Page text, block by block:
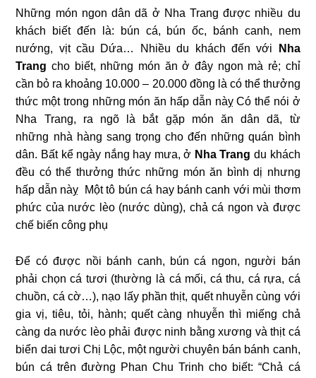
Những món ngon dân dã ở Nha Trang được nhiều du
khách biết đến là: bún cá, bún ốc, bánh canh, nem
nướng, vịt cầu Dứa… Nhiều du khách đến với
Nha
Trang cho biết, những món ăn ở đây ngon mà rẻ; chỉ
cần bỏ ra khoảng 10.000 – 20.000 đồng là có thể thưởng
thức một trong những món ăn hấp dẫn nàỵ Có thể nói ở
Nha Trang, ra ngõ là bắt gặp món ăn dân dã, từ
những nhà hàng sang trọng cho đến những quán bình
dân. Bất kể ngày nắng hay mưa, ở Nha Trang du khách
đều có thể thưởng thức những món ăn bình dị nhưng
hấp dẫn nàỵ Một tô bún cá hay bánh canh với mùi thơm
phức của nước lèo (nước dùng), chả cá ngon và được
chế biến công phụ
Để có được nồi bánh canh, bún cá ngon, người bán
phải chọn cá tươi (thường là cá mối, cá thu, cá rựa, cá
chuồn, cá cờ…), nạo lấy phần thịt, quết nhuyễn cùng với
gia vị, tiêu, tỏi, hành; quết càng nhuyễn thì miếng chả
càng da nước lèo phải được ninh bằng xương và thịt cá
biển dai tươi Chị Lộc, một người chuyên bán bánh canh,
bún cá trên đường Phan Chu Trinh cho biết: “Chả cá